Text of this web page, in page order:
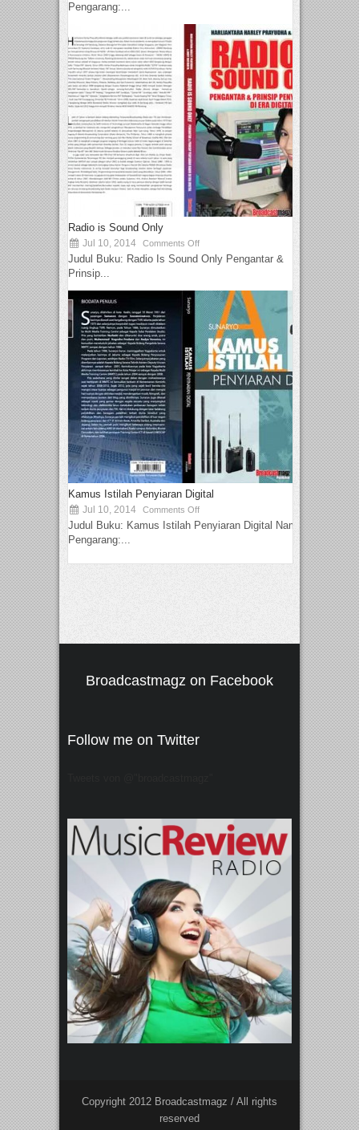
Pengarang:...
Radio is Sound Only
Jul 10, 2014 Comments Off
Judul Buku: Radio Is Sound Only Pengantar &
Prinsip...
Kamus Istilah Penyiaran Digital
Jul 10, 2014 Comments Off
Judul Buku: Kamus Istilah Penyiaran Digital Nama
Pengarang:...
Broadcastmagz on Facebook
Follow me on Twitter
Copyright 2012 Broadcastmagz / All rights
reserved